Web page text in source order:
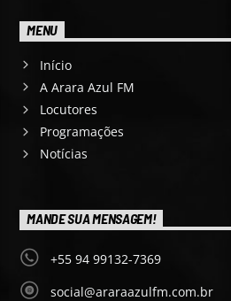
MENU
Início
A Arara Azul FM
Locutores
Programações
Notícias
MANDE SUA MENSAGEM!
+55 94 99132-7369
social@araraazulfm.com.br